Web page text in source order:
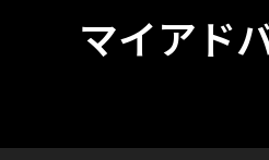
マイアド